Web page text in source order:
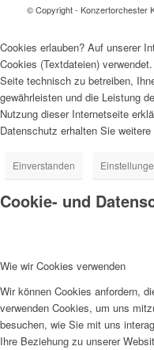
© Copyright - Konzertorchester
Cookies erlauben? Auf unserer
Cookies (Textdateien)
Seite technisch zu betreiben,
gewährleisten und die Leistung
Nutzung dieser Internetseite
Datenschutz erhalten Sie
Einverstanden
Cookie- und
Wie wir Cookies verwenden
Wir können Cookies anfordern,
verwenden Cookies, um uns
besuchen, wie Sie mit uns
Ihre Beziehung zu unserer